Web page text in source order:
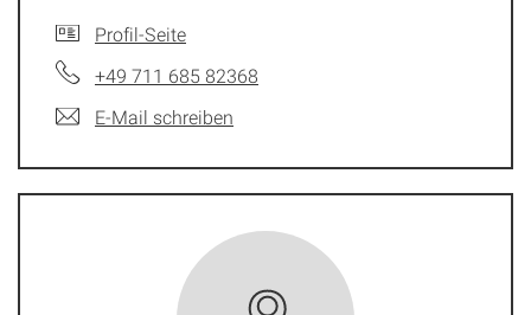
Profil-Seite
+49 711 685 82368
E-Mail schreiben